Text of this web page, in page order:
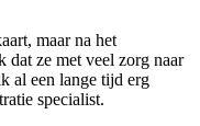
maar na het
dat ze met veel zorg naar
al een lange tijd erg
specialist.